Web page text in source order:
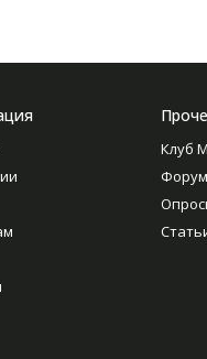
Клуб
Форум